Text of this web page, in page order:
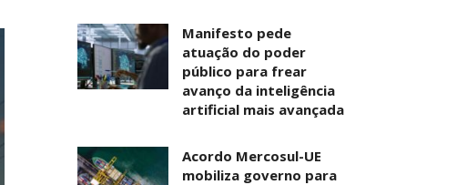
Manifesto pede
atuação do poder
público para frear
avanço da inteligência
artificial mais avançada
Acordo Mercosul-UE
mobiliza governo para